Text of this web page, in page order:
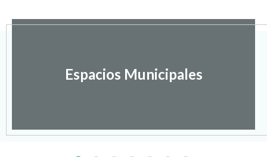
Espacios Municipales